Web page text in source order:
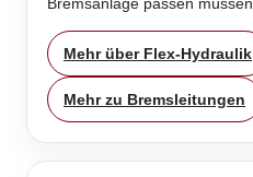
Mehr über Flex-Hydraulik
Mehr zu Bremsleitungen